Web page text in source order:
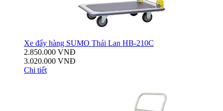
Xe đẩy hàng SUMO Thái Lan HB-210C
2.850.000 VNĐ
3.020.000 VNĐ
Chi tiết